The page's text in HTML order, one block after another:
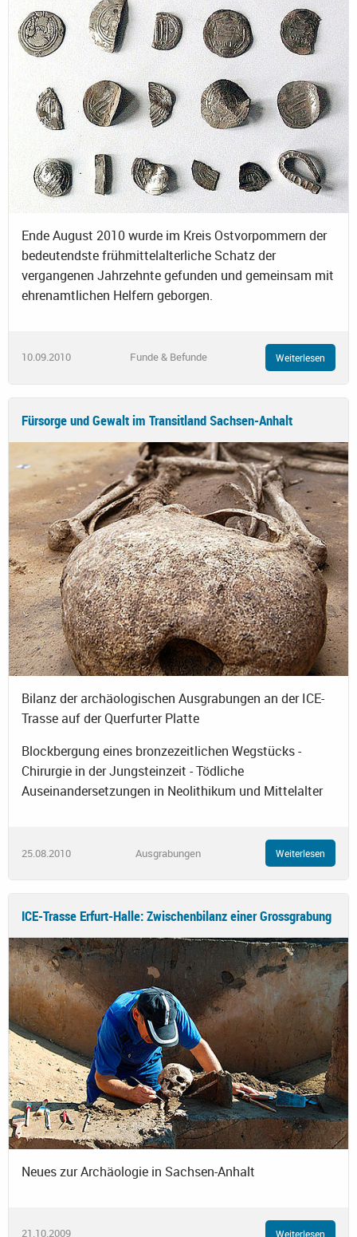
Ende August 2010 wurde im Kreis Ostvorpommern der
bedeutendste frühmittelalterliche Schatz der
vergangenen Jahrzehnte gefunden und gemeinsam mit
ehrenamtlichen Helfern geborgen.
10.09.2010 Funde & Befunde Weiterlesen
Fürsorge und Gewalt im Transitland Sachsen-Anhalt
Bilanz der archäologischen Ausgrabungen an der ICE-
Trasse auf der Querfurter Platte
Blockbergung eines bronzezeitlichen Wegstücks -
Chirurgie in der Jungsteinzeit - Tödliche
Auseinandersetzungen in Neolithikum und Mittelalter
25.08.2010 Ausgrabungen Weiterlesen
ICE-Trasse Erfurt-Halle: Zwischenbilanz einer Grossgrabung
Neues zur Archäologie in Sachsen-Anhalt
21.10.2009 Weiterlesen